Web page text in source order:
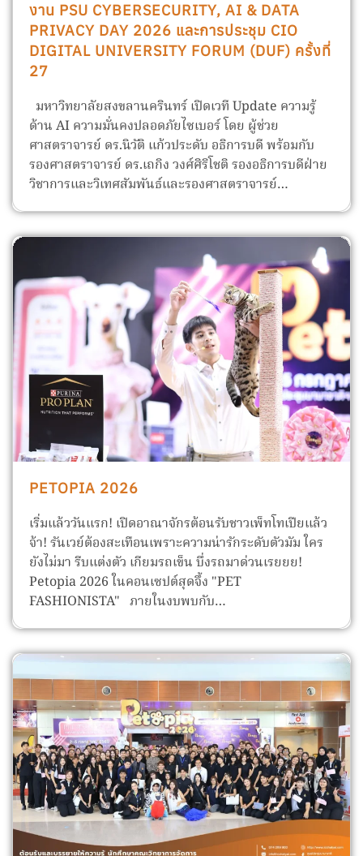
งาน PSU CYBERSECURITY, AI & DATA
PRIVACY DAY 2026 และการประชุม CIO
DIGITAL UNIVERSITY FORUM (DUF) ครั้งที่
27
มหาวิทยาลัยสงขลานครินทร์ เปิดเวที Update ความรู้
ด้าน AI ความมั่นคงปลอดภัยไซเบอร์ โดย ผู้ช่วย
ศาสตราจารย์ ดร.นิวัติ แก้วประดับ อธิการบดี พร้อมกับ
รองศาสตราจารย์ ดร.เถกิง วงศ์ศิริโชติ รองอธิการบดีฝ่าย
วิชาการและวิเทศสัมพันธ์และรองศาสตราจารย์…
PETOPIA 2026
เริ่มแล้ววันแรก! เปิดอาณาจักรต้อนรับชาวเพ็ทโทเปียแล้ว
จ้า! รันเวย์ต้องสะเทือนเพราะความน่ารักระดับตัวมัม ใคร
ยังไม่มา รีบแต่งตัว เกียมรถเข็น บึ่งรถมาด่วนเรยยย!
Petopia 2026 ในคอนเซปต์สุดจึ้ง "PET
FASHIONISTA" ภายในงบพบกับ…